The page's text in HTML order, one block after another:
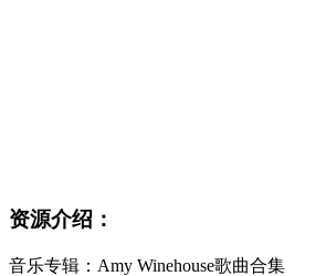
资源介绍：
音乐专辑：Amy Winehouse歌曲合集